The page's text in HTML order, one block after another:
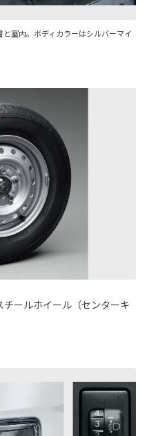
室内。ボディカラーはシルバーマイ
ールホイール（センターキ